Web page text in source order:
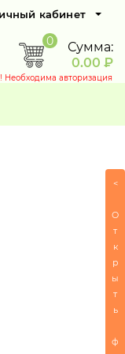
кабинет
0
Сумма:
0.00 ₽
Необходима авторизация
<
О
т
к
р
ы
т
ь
ф